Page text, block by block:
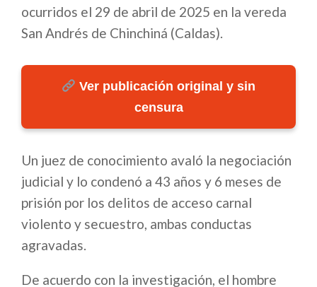
ocurridos el 29 de abril de 2025 en la vereda
San Andrés de Chinchiná (Caldas).
Ver publicación original y sin
censura
Un juez de conocimiento avaló la negociación
judicial y lo condenó a 43 años y 6 meses de
prisión por los delitos de acceso carnal
violento y secuestro, ambas conductas
agravadas.
De acuerdo con la investigación, el hombre